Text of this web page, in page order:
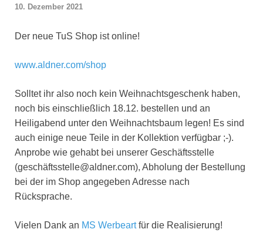
10. Dezember 2021
Der neue TuS Shop ist online!
www.aldner.com/shop
Solltet ihr also noch kein Weihnachtsgeschenk haben,
noch bis einschließlich 18.12. bestellen und an
Heiligabend unter den Weihnachtsbaum legen! Es sind
auch einige neue Teile in der Kollektion verfügbar ;-).
Anprobe wie gehabt bei unserer Geschäftsstelle
(geschäftsstelle@aldner.com), Abholung der Bestellung
bei der im Shop angegeben Adresse nach
Rücksprache.
Vielen Dank an MS Werbeartfür die Realisierung!